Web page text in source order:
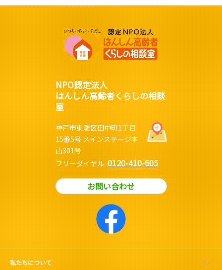
NPO認定法人
はんしん高齢者くらしの相談
室
神戸市東灘区田中町1丁目
15番5号 メインステージ本
山301号
フリーダイヤル 0120-410-605
お問い合わせ
私たちについて